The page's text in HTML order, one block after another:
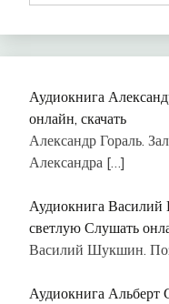
Аудиокнига
онлайн, скачать
Александр Гораль.
Александра […]
Аудиокнига
светлую Слушать
Василий Шукшин.
Аудиокнига Альберт